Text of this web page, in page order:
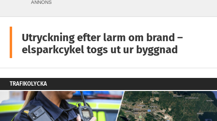
ANNONS
Utryckning efter larm om brand –
elsparkcykel togs ut ur byggnad
TRAFIKOLYCKA